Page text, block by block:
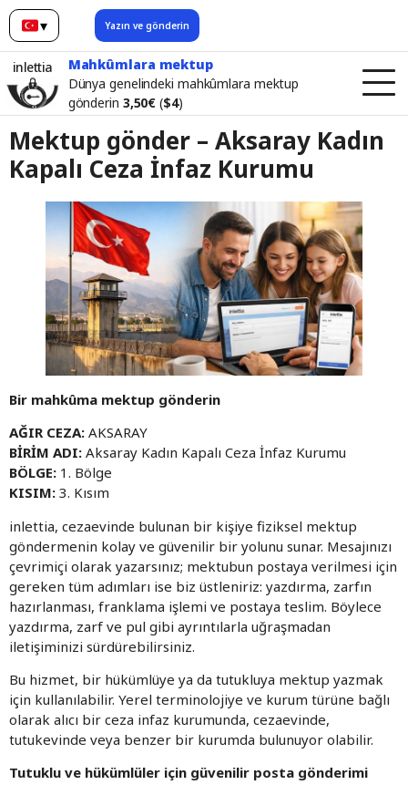
▾
Türkçe Yazın ve gönderin
inlettia
Mahkûmlara mektup
Dünya genelindeki mahkûmlara mektup
gönderin 3,50€($4)
Mektup gönder – Aksaray Kadın
Kapalı Ceza İnfaz Kurumu
Bir mahkûma mektup gönderin
AĞIR CEZA: AKSARAY
BİRİM ADI: Aksaray Kadın Kapalı Ceza İnfaz Kurumu
BÖLGE: 1. Bölge
KISIM: 3. Kısım
inlettia, cezaevinde bulunan bir kişiye fiziksel mektup
göndermenin kolay ve güvenilir bir yolunu sunar. Mesajınızı
çevrimiçi olarak yazarsınız; mektubun postaya verilmesi için
gereken tüm adımları ise biz üstleniriz: yazdırma, zarfın
hazırlanması, franklama işlemi ve postaya teslim. Böylece
yazdırma, zarf ve pul gibi ayrıntılarla uğraşmadan
iletişiminizi sürdürebilirsiniz.
Bu hizmet, bir hükümlüye ya da tutukluya mektup yazmak
için kullanılabilir. Yerel terminolojiye ve kurum türüne bağlı
olarak alıcı bir ceza infaz kurumunda, cezaevinde,
tutukevinde veya benzer bir kurumda bulunuyor olabilir.
Tutuklu ve hükümlüler için güvenilir posta gönderimi